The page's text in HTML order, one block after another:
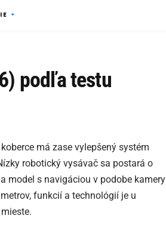
podľa testu
má zase vylepšený systém
robotický vysávač sa postará o
model s navigáciou v podobe kamery
funkcií a technológií je u